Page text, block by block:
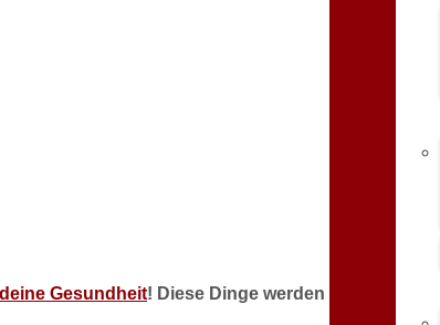
Gesundheit! Diese Dinge werden